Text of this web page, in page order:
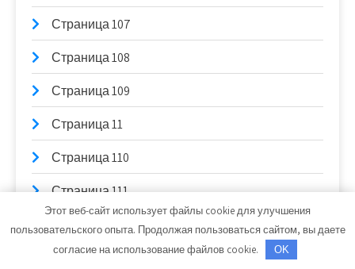
Страница 107
Страница 108
Страница 109
Страница 11
Страница 110
Страница 111
Страница 112
Страница 113
Этот веб-сайт использует файлы cookie для улучшения
пользовательского опыта. Продолжая пользоваться сайтом, вы даете
согласие на использование файлов cookie.
OK